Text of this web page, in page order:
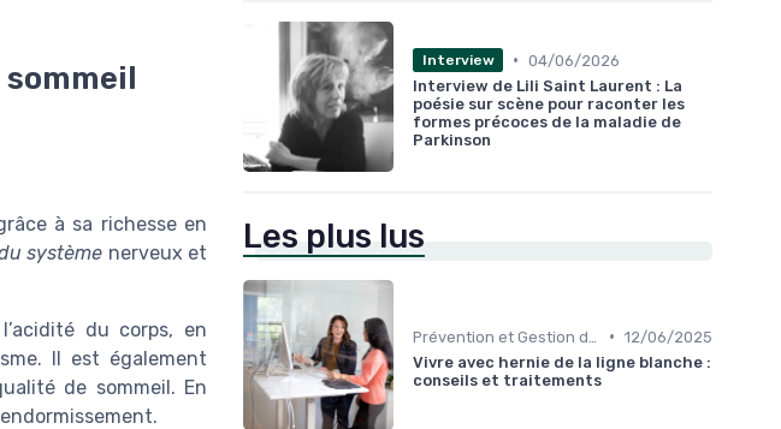
à sa richesse en
système nerveux et
du corps, en
Il est également
de sommeil. En
Interview • 04/06/2026
Interview de Lili Saint Laurent : La
poésie sur scène pour raconter les
formes précoces de la maladie de
Parkinson
Les plus lus
• 12/06/2025
Vivre avec hernie de la ligne blanche :
conseils et traitements